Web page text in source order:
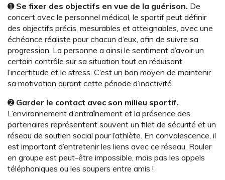
➊ Se fixer des objectifs en vue de la guérison. De
concert avec le personnel médical, le sportif peut définir
des objectifs précis, mesurables et atteignables, avec une
échéance réaliste pour chacun d’eux, afin de suivre sa
progression. La personne a ainsi le sentiment d’avoir un
certain contrôle sur sa situation tout en réduisant
l’incertitude et le stress. C’est un bon moyen de maintenir
sa motivation durant cette période d’inactivité.
➋Garder le contact avec son milieu sportif.
L’environnement d’entraînement et la présence des
partenaires représentent souvent un filet de sécurité et un
réseau de soutien social pour l’athlète. En convalescence, il
est important d’entretenir les liens avec ce réseau. Rouler
en groupe est peut-être impossible, mais pas les appels
téléphoniques ou les soupers entre amis !